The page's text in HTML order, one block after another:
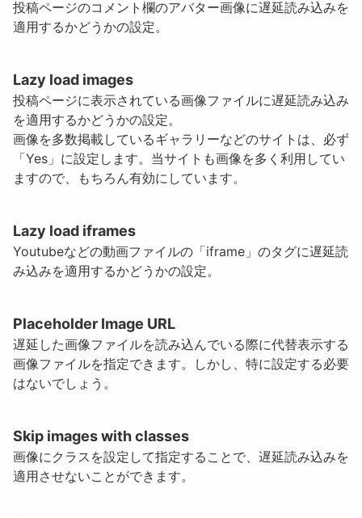
投稿ページのコメント欄のアバター画像に遅延読み込みを
適用するかどうかの設定。
Lazy load images
投稿ページに表示されている画像ファイルに遅延読み込み
を適用するかどうかの設定。
画像を多数掲載しているギャラリーなどのサイトは、必ず
「Yes」に設定します。当サイトも画像を多く利用してい
ますので、もちろん有効にしています。
Lazy load iframes
Youtubeなどの動画ファイルの「iframe」のタグに遅延読
み込みを適用するかどうかの設定。
Placeholder Image URL
遅延した画像ファイルを読み込んでいる際に代替表示する
画像ファイルを指定できます。しかし、特に設定する必要
はないでしょう。
Skip images with classes
画像にクラスを設定して指定することで、遅延読み込みを
適用させないことができます。